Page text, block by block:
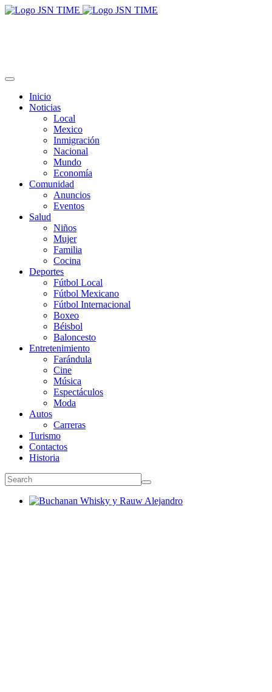
Inicio
Noticias
Local
Mexico
Inmigración
Nacional
Mundo
Economía
Comunidad
Anuncios
Eventos
Salud
Niños
Mujer
Familia
Cocina
Deportes
Fútbol Local
Fútbol Mexicano
Fútbol Internacional
Boxeo
Béisbol
Baloncesto
Entretenimiento
Farándula
Cine
Música
Espectáculos
Moda
Autos
Carreras
Turismo
Contactos
Historia